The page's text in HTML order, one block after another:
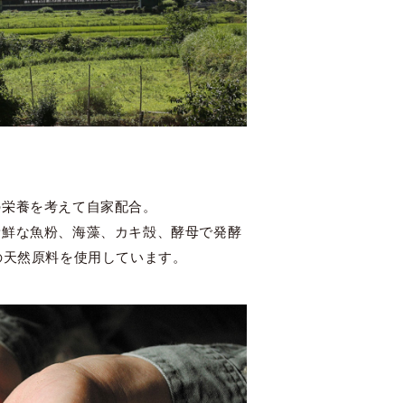
養を考えて自家配合。
な魚粉、海藻、カキ殻、酵母で発酵
然原料を使用しています。